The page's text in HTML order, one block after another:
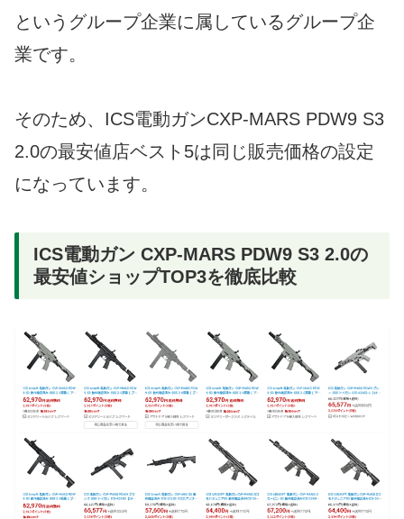
というグループ企業に属しているグループ企
業です。
そのため、ICS電動ガンCXP-MARS PDW9 S3
2.0の最安値店ベスト5は同じ販売価格の設定
になっています。
ICS電動ガン CXP-MARS PDW9 S3 2.0の
最安値ショップTOP3を徹底比較